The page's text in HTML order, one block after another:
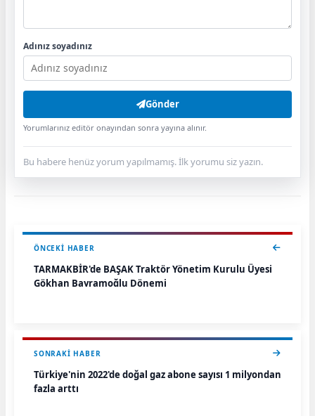
Adınız soyadınız
Gönder
Yorumlarınız editör onayından sonra yayına alınır.
Bu habere henüz yorum yapılmamış. İlk yorumu siz yazın.
ÖNCEKI HABER
TARMAKBİR'de BAŞAK Traktör Yönetim Kurulu Üyesi
Gökhan Bayramoğlu Dönemi
SONRAKI HABER
Türkiye'nin 2022'de doğal gaz abone sayısı 1 milyondan
fazla arttı